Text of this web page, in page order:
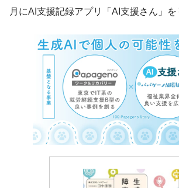
月にAI支援記録アプリ「AI支援さん」を